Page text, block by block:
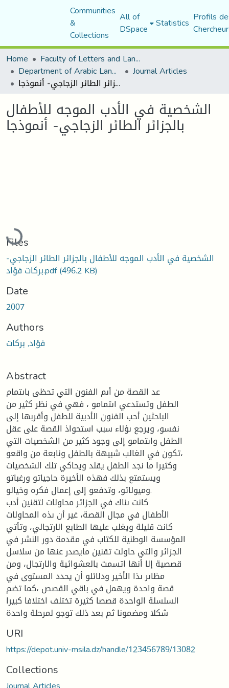
Communities
&
Collections
All of
DSpace Statistics Profils
Home
Faculty of Letters and Languages
Department of Arabic Language and Literature Journal Articles
الشخصية في الأدب الموجه للأطفال بالجزائر الطائر الزجاجي- أنموذجا
الشخصية في الأدب الموجه للأطفال
بالجزائر الطائر الزجاجي- أنموذجا
Loading...
Files
الشخصية في الأدب الموجه للأطفال بالجزائر الطائر الزجاجي-
بركات فؤاد.pdf(496.2 KB)
Date
2007
Authors
فؤاد, بركات
Abstract
عد القصة من أىم الفنون التي تحظى باىتمام
الطفل وتستدعي اىتمامو ، فهي في نظر كثير من
الباحثين أحب الفنون الأدبية للطفل وأقربها إلى
نفسو، ويرجع ىؤلاء سبب استحواذ القصة على عقل
الطفل واىتمامو إلى وجود كثير من الشخصيات التي
تكون في الغالب شبيهة بالطفل ونابعة من واقعو،
وكثيرا ما نجد الطفل يقلد ويحاكي تلك الشخصيات
ويستمتع بذلك فهذه الأخيرة حاجياتو ورغباتو
وميولاتو، وتدفعو إلى إعمال فكره وخيالو.
كانت ىناك في الجزائر محاولات لتقنين أدب
الأطفال في مجال القصة، غير أن ىذه المحاولات
كانت قليلة ويغلب عليها الطابع الارتجالي، وتأتي
المؤسسة الوطنية للكتاب في مقدمة دور النشر في
الجزائر والتي حاولت تقنين مايصدر عنها من سلاسل
قصصية إلا أنها اتسمت بالعشوائية والارتجال، ومن
مظاىر ىذا الأخير ودلائلو أن يحدد المستوى في
قصة واحدة ويهمل في باقي القصص ،كما تضم
السلسلة الواحدة قصصا كثيرة تختلف اختلافا كبيرا
شكلا ومضمونا ثم بعد ذلك توجو لمرحلة واحدة
URI
https://depot.univ-msila.dz/handle/123456789/13082
Collections